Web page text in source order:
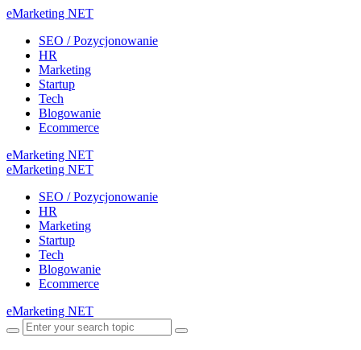
eMarketing NET
SEO / Pozycjonowanie
HR
Marketing
Startup
Tech
Blogowanie
Ecommerce
eMarketing NET
eMarketing NET
SEO / Pozycjonowanie
HR
Marketing
Startup
Tech
Blogowanie
Ecommerce
eMarketing NET